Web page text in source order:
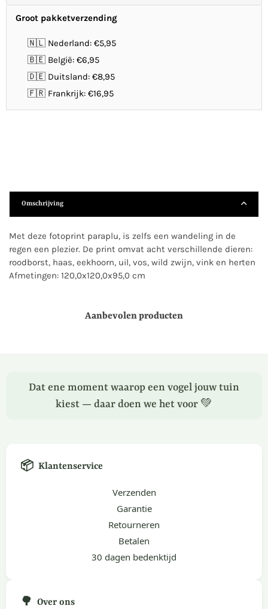
Groot pakketverzending
🇳🇱 Nederland: €5,95
🇧🇪 België: €6,95
🇩🇪 Duitsland: €8,95
🇫🇷 Frankrijk: €16,95
Omschrijving
Met deze fotoprint paraplu, is zelfs een wandeling in de
regen een plezier. De print omvat acht verschillende dieren:
roodborst, haas, eekhoorn, uil, vos, wild zwijn, vink en herten
Afmetingen: 120,0x120,0x95,0 cm
Aanbevolen producten
Dat ene moment waarop een vogel jouw tuin
kiest — daar doen we het voor 💚
📦 Klantenservice
Verzenden
Garantie
Retourneren
Betalen
30 dagen bedenktijd
🌳 Over ons